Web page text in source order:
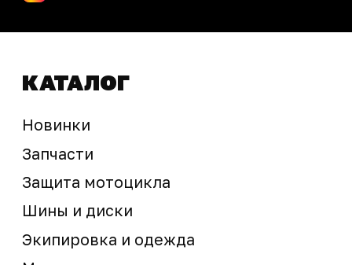
Магазин
г. Владивосток
ул. Адмирала Горшкова, 60Б ст2
sale@ossport.ru